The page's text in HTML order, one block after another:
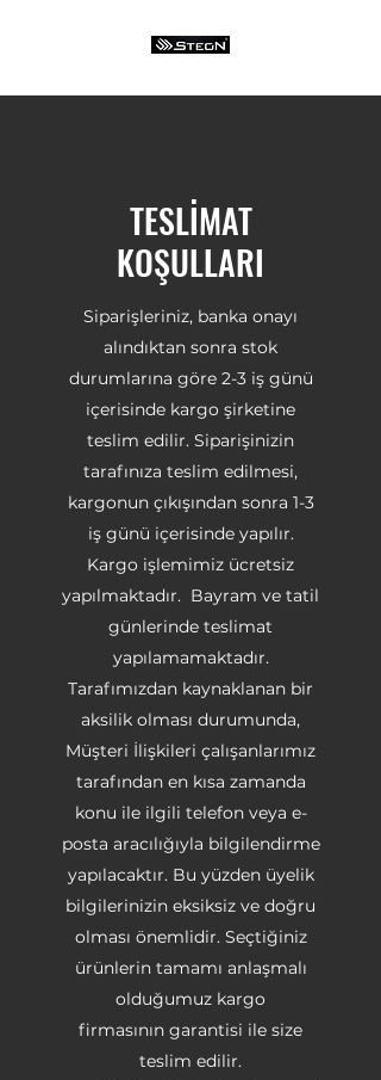
TESLİMAT
KOŞULLARI
Siparişleriniz, banka onayı
alındıktan sonra stok
durumlarına göre 2-3 iş günü
içerisinde kargo şirketine
teslim edilir. Siparişinizin
tarafınıza teslim edilmesi,
kargonun çıkışından sonra 1-3
iş günü içerisinde yapılır.
Kargo işlemimiz ücretsiz
yapılmaktadır. Bayram ve tatil
günlerinde teslimat
yapılamamaktadır.
Tarafımızdan kaynaklanan bir
aksilik olması durumunda,
Müşteri İlişkileri çalışanlarımız
tarafından en kısa zamanda
konu ile ilgili telefon veya e-
posta aracılığıyla bilgilendirme
yapılacaktır. Bu yüzden üyelik
bilgilerinizin eksiksiz ve doğru
olması önemlidir. Seçtiğiniz
ürünlerin tamamı anlaşmalı
olduğumuz kargo
firmasının garantisi ile size
teslim edilir.